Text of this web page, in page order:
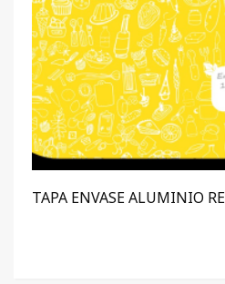
TAPA ENVASE ALUMINIO